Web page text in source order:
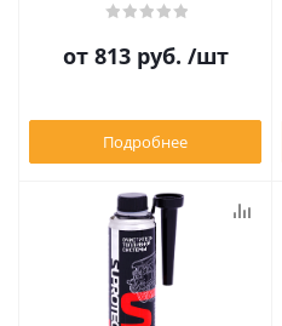
от 813 руб. /шт
Подробнее